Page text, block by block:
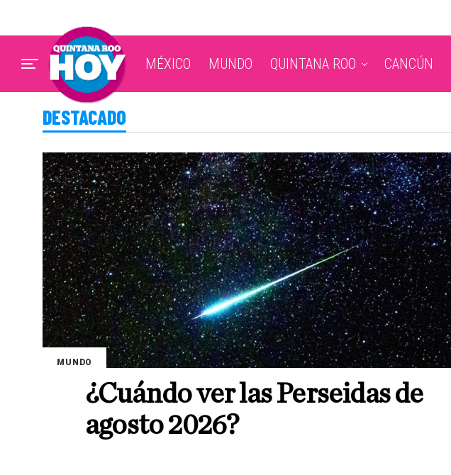
MÉXICO MUNDO QUINTANA ROO CANCÚN
DESTACADO
MUNDO
¿Cuándo ver las Perseidas de
agosto 2026?